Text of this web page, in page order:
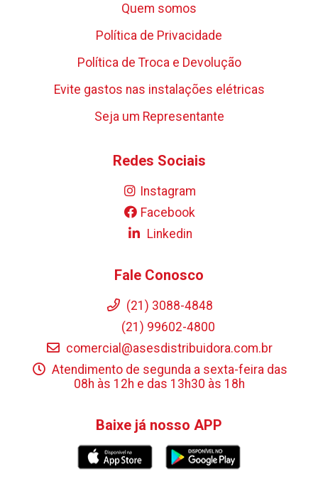
Quem somos
Política de Privacidade
Política de Troca e Devolução
Evite gastos nas instalações elétricas
Seja um Representante
Redes Sociais
Instagram
Facebook
Linkedin
Fale Conosco
(21) 3088-4848
(21) 99602-4800
comercial@asesdistribuidora.com.br
Atendimento de segunda a sexta-feira das
08h às 12h e das 13h30 às 18h
Baixe já nosso APP